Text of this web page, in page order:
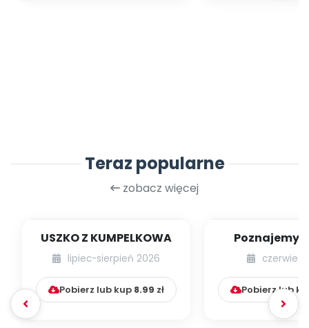
Teraz popularne
zobacz więcej
USZKO Z KUMPELKOWA
lipiec-sierpień 2026
Pobierz lub kup 8.99 zł
Poznajemy
czerwiec
Pobierz lub